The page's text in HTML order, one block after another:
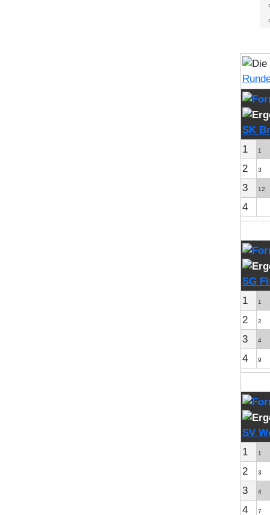
SK
1
1
2 3
3 12
4
SG
1
1
2 2
3 4
4 9
SV
1
1
2 3
3 4
4 7